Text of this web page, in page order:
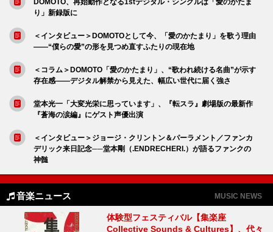
り」新録版に
＜インタビュー＞DOMOTOとして今、「愛のかたまり」を歌う理由
――“僕らの愛”の形を見つめ直すふたりの現在地
＜コラム＞DOMOTO「愛のかたまり」、“歌われ続ける名曲”が示す
存在感――デジタル解禁から見えた、幅広い世代に届く強さ
堂本光一「大変光栄に思っています」、『転スラ』劇場版の最新作
『蒼海の涙編』にゲスト声優出演
＜インタビュー＞ジョージ・クリントン＆パーラメント／ファンカ
デリック来日記念──堂本剛（.ENDRECHERI.）が語るファンクの
神髄
音楽ニュース MUSIC NEWS
体験型フェスティバル【集楽座
Collective Sounds & Cultures】、代々